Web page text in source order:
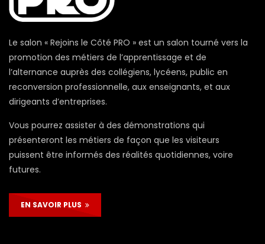
Le salon « Rejoins le Côté PRO » est un salon tourné vers la
promotion des métiers de l’apprentissage et de
l’alternance auprès des collégiens, lycéens, public en
reconversion professionnelle, aux enseignants, et aux
dirigeants d’entreprises.
Vous pourrez assister à des démonstrations qui
présenteront les métiers de façon que les visiteurs
puissent être informés des réalités quotidiennes, voire
futures.
EN SAVOIR PLUS